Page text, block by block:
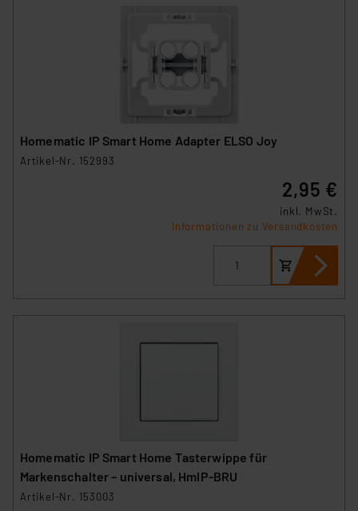
Homematic IP Smart Home Adapter ELSO Joy
Artikel-Nr. 152993
2,95 €
inkl. MwSt.
Informationen zu Versandkosten
Homematic IP Smart Home Tasterwippe für
Markenschalter – universal, HmIP-BRU
Artikel-Nr. 153003